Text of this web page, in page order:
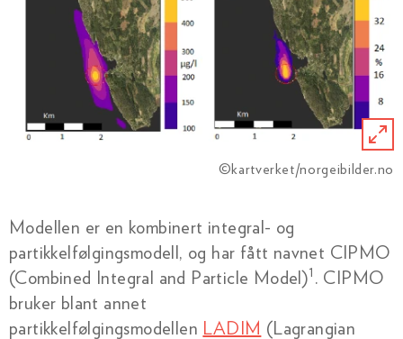
klikk
på
bildet
©kartverket/norgeibilder.no
Modellen er en kombinert integral- og
partikkelfølgingsmodell, og har fått navnet CIPMO
(Combined Integral and Particle Model)1 . CIPMO
bruker blant annet
partikkelfølgingsmodellen LADIM (Lagrangian